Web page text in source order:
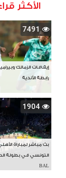
الأكثر
7491
إيقافات الزمالك
رابطة الأندية
1904
بث مباشر لمباراة
التونسي في بطولة
BAL